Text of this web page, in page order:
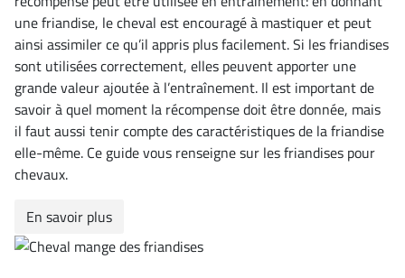
une friandise, le cheval est encouragé à mastiquer et peut
ainsi assimiler ce qu’il appris plus facilement. Si les friandises
sont utilisées correctement, elles peuvent apporter une
grande valeur ajoutée à l’entraînement. Il est important de
savoir à quel moment la récompense doit être donnée, mais
il faut aussi tenir compte des caractéristiques de la friandise
elle-même. Ce guide vous renseigne sur les friandises pour
chevaux.
En savoir plus